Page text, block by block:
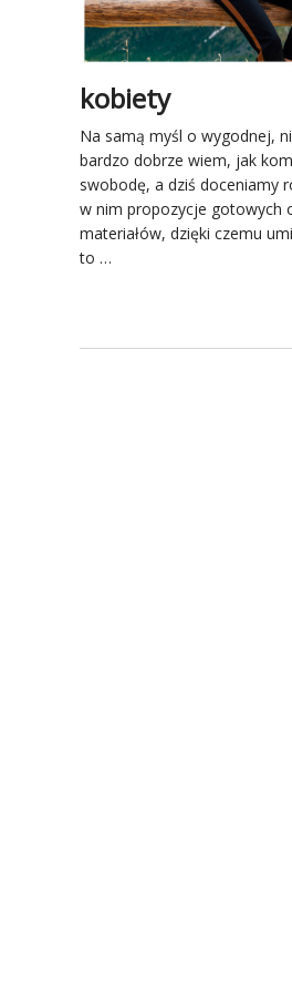
kobiety
Na samą myśl o wygodnej,
bardzo dobrze wiem, jak
swobodę, a dziś doceniamy
w nim propozycje gotowych
materiałów, dzięki czemu
to …